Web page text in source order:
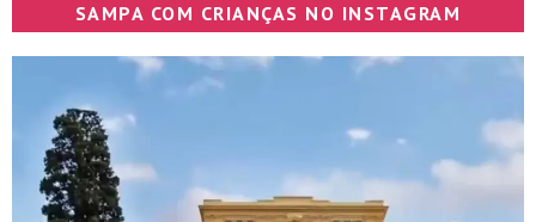
SAMPA COM CRIANÇAS NO INSTAGRAM